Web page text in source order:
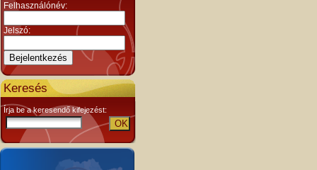
Felhasználónév:
Jelszó:
Keresés
Írja be a keresendő kifejezést: